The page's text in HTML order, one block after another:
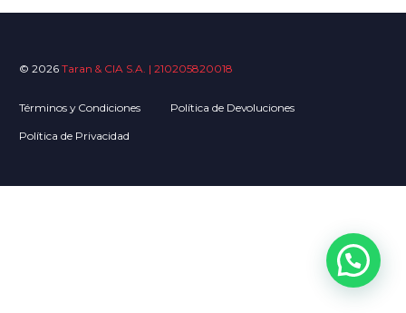
© 2026 Taran & CIA S.A. | 210205820018
Términos y Condiciones Política de Devoluciones
Política de Privacidad